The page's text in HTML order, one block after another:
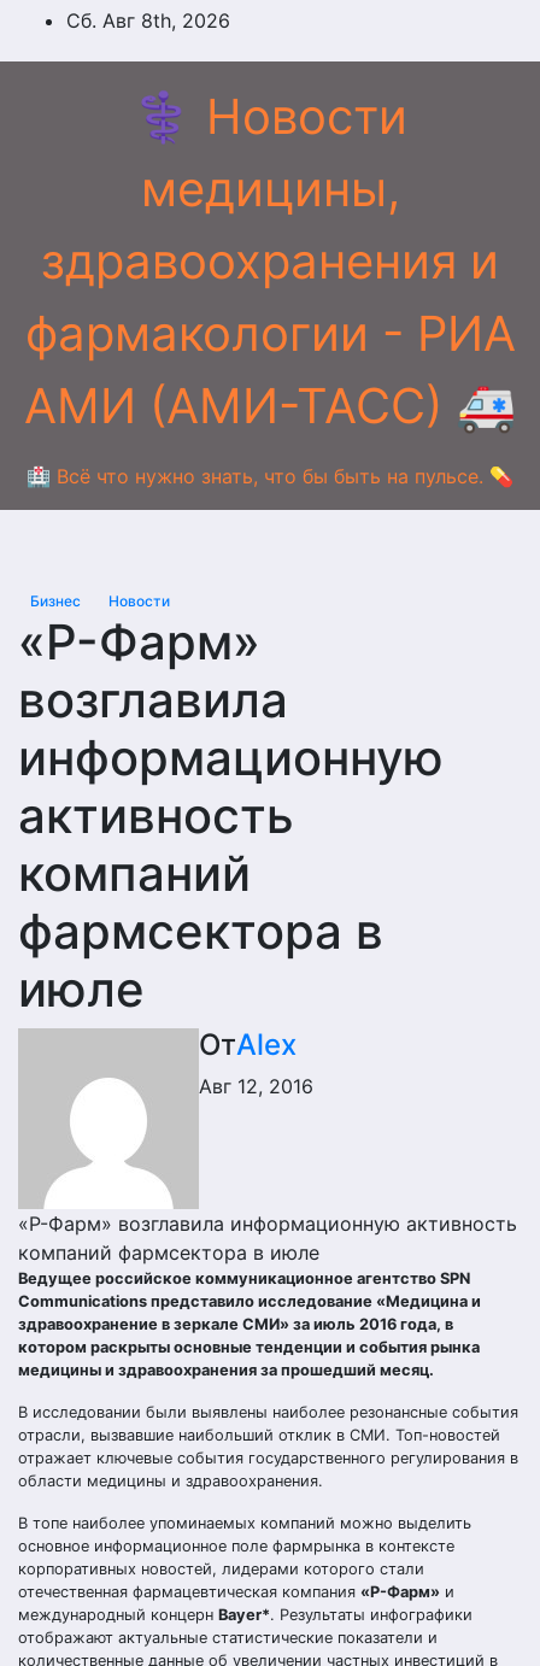
ПерейтиСб. Авг 8th, 2026
⚕️ Новости
медицины,
здравоохранения и
фармакологии - РИА
АМИ (АМИ-ТАСС) 🚑
🏥 Всё что нужно знать, что бы быть на пульсе. 💊
Бизнес Новости
«Р-Фарм»
возглавила
информационную
активность
компаний
фармсектора в
июле
ОтAlex
Авг 12, 2016
«Р-Фарм» возглавила информационную активность
компаний фармсектора в июле
Ведущее российское коммуникационное агентство SPN
Communications представило исследование «Медицина и
здравоохранение в зеркале СМИ» за июль 2016 года, в
котором раскрыты основные тенденции и события рынка
медицины и здравоохранения за прошедший месяц.
В исследовании были выявлены наиболее резонансные события
отрасли, вызвавшие наибольший отклик в СМИ. Топ-новостей
отражает ключевые события государственного регулирования в
области медицины и здравоохранения.
В топе наиболее упоминаемых компаний можно выделить
основное информационное поле фармрынка в контексте
корпоративных новостей, лидерами которого стали
отечественная фармацевтическая компания «Р-Фарм» и
международный концерн Bayer*. Результаты инфографики
отображают актуальные статистические показатели и
количественные данные об увеличении частных инвестиций в